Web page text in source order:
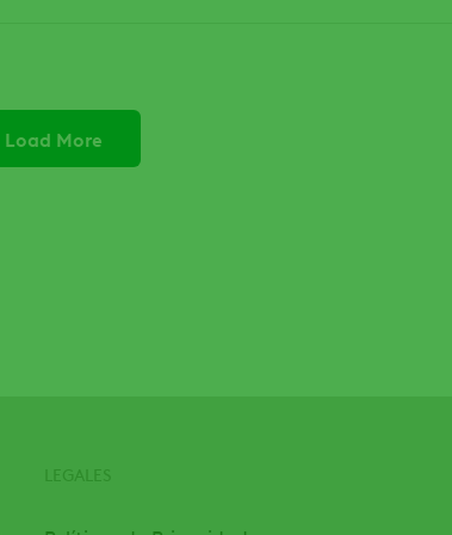
Load More